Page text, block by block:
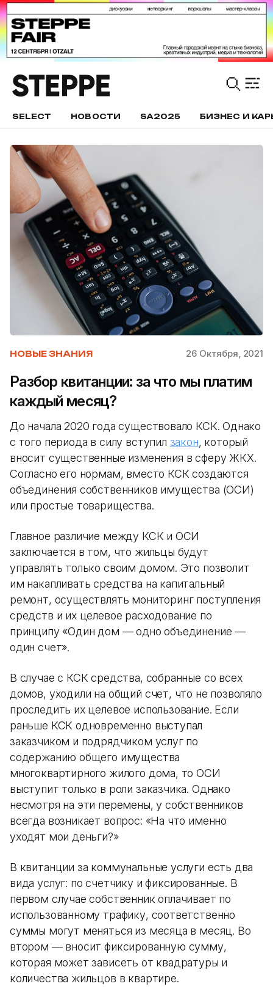
SELECT НОВОСТИ SA2025 БИЗНЕС И
НОВЫЕ ЗНАНИЯ 26 Октября, 2021
Разбор квитанции: за что мы платим
каждый месяц?
До начала 2020 года существовало КСК. Однако
с того периода в силу вступил закон, который
вносит существенные изменения в сферу ЖКХ.
Согласно его нормам, вместо КСК создаются
объединения собственников имущества (ОСИ)
или простые товарищества.
Главное различие между КСК и ОСИ
заключается в том, что жильцы будут
управлять только своим домом. Это позволит
им накапливать средства на капитальный
ремонт, осуществлять мониторинг поступления
средств и их целевое расходование по
принципу «Один дом — одно объединение —
один счет».
В случае с КСК средства, собранные со всех
домов, уходили на общий счет, что не позволяло
проследить их целевое использование. Если
раньше КСК одновременно выступал
заказчиком и подрядчиком услуг по
содержанию общего имущества
многоквартирного жилого дома, то ОСИ
выступит только в роли заказчика. Однако
несмотря на эти перемены, у собственников
всегда возникает вопрос: «На что именно
уходят мои деньги?»
В квитанции за коммунальные услуги есть два
вида услуг: по счетчику и фиксированные. В
первом случае собственник оплачивает по
использованному трафику, соответственно
суммы могут меняться из месяца в месяц. Во
втором — вносит фиксированную сумму,
которая может зависеть от квадратуры и
количества жильцов в квартире.